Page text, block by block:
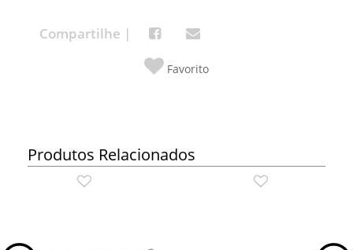
Compartilhe |
Favorito
Produtos Relacionados